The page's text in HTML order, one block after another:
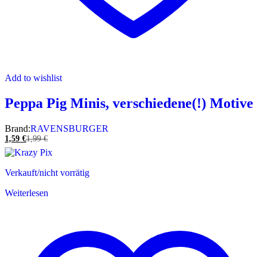
Add to wishlist
Peppa Pig Minis, verschiedene(!) Motive
Brand:RAVENSBURGER
1,59 €1,99€
Verkauft/nicht vorrätig
Weiterlesen